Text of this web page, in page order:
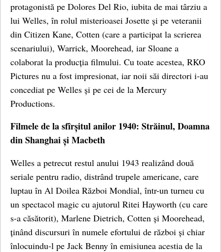
protagonistă pe Dolores Del Rio, iubita de mai târziu a
lui Welles, în rolul misterioasei Josette și pe veteranii
din Citizen Kane, Cotten (care a participat la scrierea
scenariului), Warrick, Moorehead, iar Sloane a
colaborat la producția filmului. Cu toate acestea, RKO
Pictures nu a fost impresionat, iar noii săi directori i-au
concediat pe Welles și pe cei de la Mercury
Productions.
Filmele de la sfîrșitul anilor 1940: Străinul, Doamna
din Shanghai și Macbeth
Welles a petrecut restul anului 1943 realizând două
seriale pentru radio, distrând trupele americane, care
luptau în Al Doilea Război Mondial, într-un turneu cu
un spectacol magic cu ajutorul Ritei Hayworth (cu care
s-a căsătorit), Marlene Dietrich, Cotten și Moorehead,
ținând discursuri în numele efortului de război și chiar
înlocuindu-l pe Jack Benny în emisiunea acestia de la